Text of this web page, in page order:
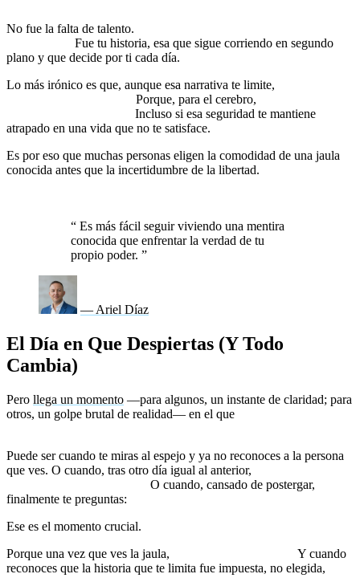
No fue la falta de talento.
Fue tu historia, esa que sigue corriendo en segundo
plano y que decide por ti cada día.
Lo más irónico es que, aunque esa narrativa te limite,
Porque, para el cerebro,
Incluso si esa seguridad te mantiene
atrapado en una vida que no te satisface.
Es por eso que muchas personas eligen la comodidad de una jaula
conocida antes que la incertidumbre de la libertad.
“ Es más fácil seguir viviendo una mentira
conocida que enfrentar la verdad de tu
propio poder. ”
— Ariel Díaz
El Día en Que Despiertas (Y Todo
Cambia)
Pero llega un momento —para algunos, un instante de claridad; para
otros, un golpe brutal de realidad— en el que
Puede ser cuando te miras al espejo y ya no reconoces a la persona
que ves. O cuando, tras otro día igual al anterior,
O cuando, cansado de postergar,
finalmente te preguntas:
Ese es el momento crucial.
Porque una vez que ves la jaula,
Y cuando
reconoces que la historia que te limita fue impuesta, no elegida,